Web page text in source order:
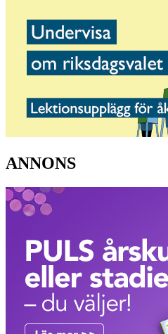
ANNONS